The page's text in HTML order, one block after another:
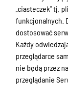
Starostwo
Poradnik
Informacje o
Zamówienia
„ciasteczek” tj.
funkcjonalnych.
dostosować
Każdy
przeglądarce
nie będą przez
przeglądanie